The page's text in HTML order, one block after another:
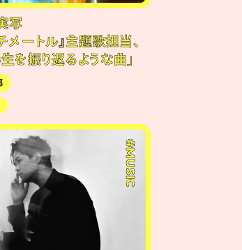
写
メートル』主題歌担当、
を振り返るような曲」
#MUSIC